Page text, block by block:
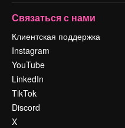
Связаться с нами
Клиентская поддержка
Instagram
YouTube
LinkedIn
TikTok
Discord
X